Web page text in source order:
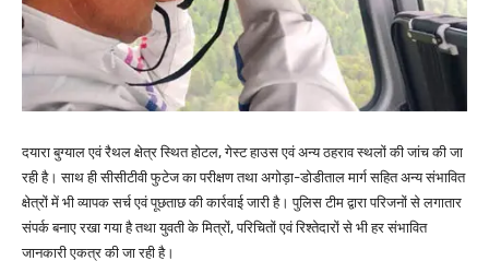
दयारा बुग्याल एवं रैथल क्षेत्र स्थित होटल, गेस्ट हाउस एवं अन्य ठहराव स्थलों की जांच की जा
रही है। साथ ही सीसीटीवी फुटेज का परीक्षण तथा अगोड़ा-डोडीताल मार्ग सहित अन्य संभावित
क्षेत्रों में भी व्यापक सर्च एवं पूछताछ की कार्रवाई जारी है। पुलिस टीम द्वारा परिजनों से लगातार
संपर्क बनाए रखा गया है तथा युवती के मित्रों, परिचितों एवं रिश्तेदारों से भी हर संभावित
जानकारी एकत्र की जा रही है।